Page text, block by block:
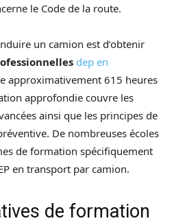
le Code de la route.
un camion est d’obtenir
dep en
approximativement 615 heures
approfondie couvre les
ainsi que les principes de
De nombreuses écoles
de formation spécifiquement
en transport par camion.
de formation